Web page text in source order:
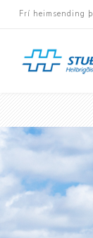
Frí heimsending